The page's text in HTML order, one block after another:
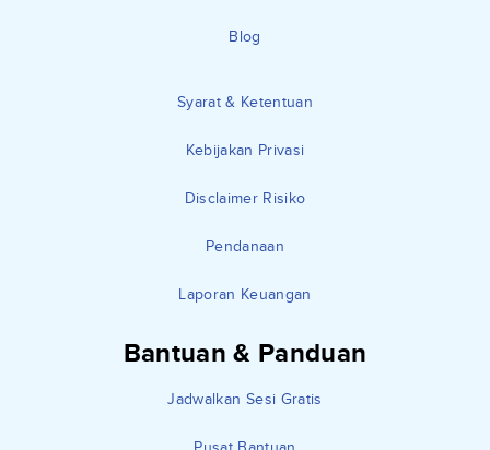
Blog
Syarat & Ketentuan
Kebijakan Privasi
Disclaimer Risiko
Pendanaan
Laporan Keuangan
Bantuan & Panduan
Jadwalkan Sesi Gratis